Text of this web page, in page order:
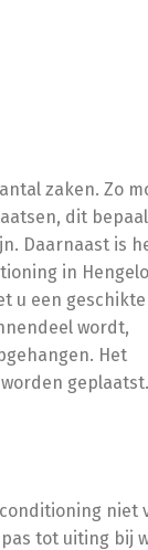
zaken. Zo
dit
Daarnaast is
in
u een
wordt,
Het
geplaatst.
niet
tot uiting bij